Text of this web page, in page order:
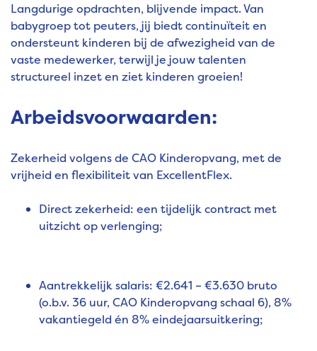
Langdurige opdrachten, blijvende impact. Van
babygroep tot peuters, jij biedt continuïteit en
ondersteunt kinderen bij de afwezigheid van de
vaste medewerker, terwijl je jouw talenten
structureel inzet en ziet kinderen groeien!
Arbeidsvoorwaarden:
Zekerheid volgens de CAO Kinderopvang, met de
vrijheid en flexibiliteit van ExcellentFlex.
Direct zekerheid: een tijdelijk contract met
uitzicht op verlenging;
Aantrekkelijk salaris: €2.641 – €3.630 bruto
(o.b.v. 36 uur, CAO Kinderopvang schaal 6), 8%
vakantiegeld én 8% eindejaarsuitkering;